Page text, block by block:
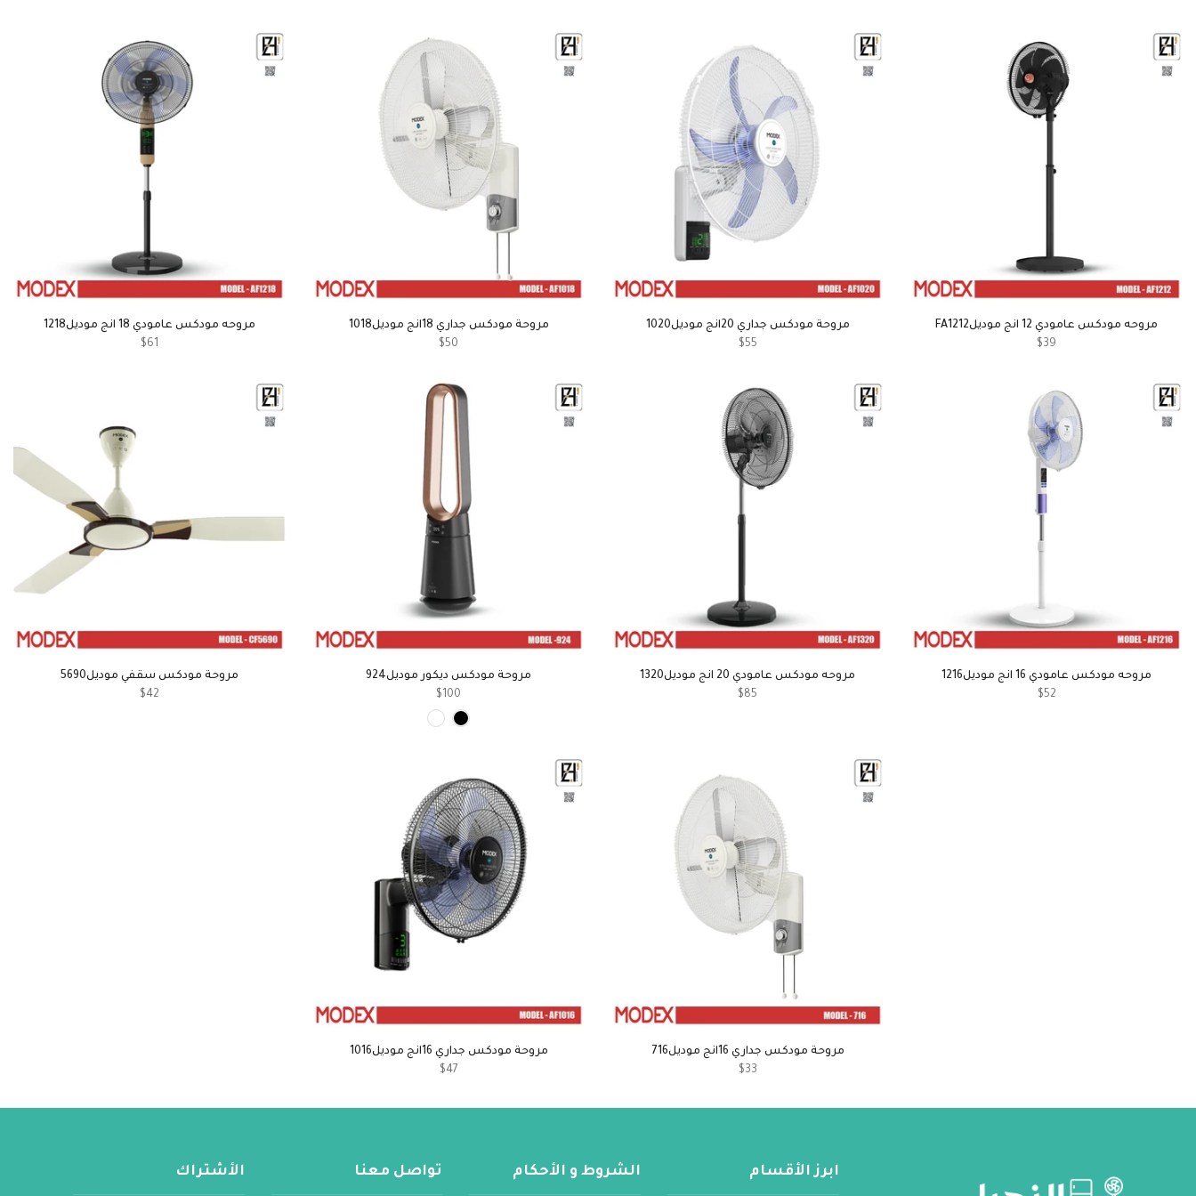
مروحه مودكس عامودي 12 انج موديلFA1212
$39
مروحة مودكس جداري 20انج موديل1020
$55
مروحة مودكس جداري 18انج موديل1018
$50
مروحه مودكس عامودي 18 انج موديل1218
$61
مروحه مودكس عامودي 16 انج موديل1216
$52
مروحه مودكس عامودي 20 انج موديل1320
$85
مروحة مودكس ديكور موديل924
$100
مروحة مودكس سقفي موديل5690
$42
مروحة مودكس جداري 16انج موديل716
$33
مروحة مودكس جداري 16انج موديل1016
$47
ابرز الأقسام الشروط و الأحكام تواصل معنا الأشتراك